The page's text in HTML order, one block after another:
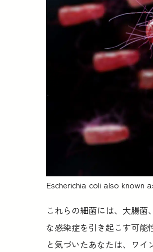
Escherichia coli also known
これらの細菌には、大腸
な感染症を引き起こす可能
と気づいたあなたは、ワイ